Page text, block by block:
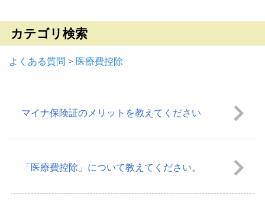
カテゴリ検索
よくある質問 > 医療費控除
マイナ保険証のメリットを教えてください
「医療費控除」について教えてください。